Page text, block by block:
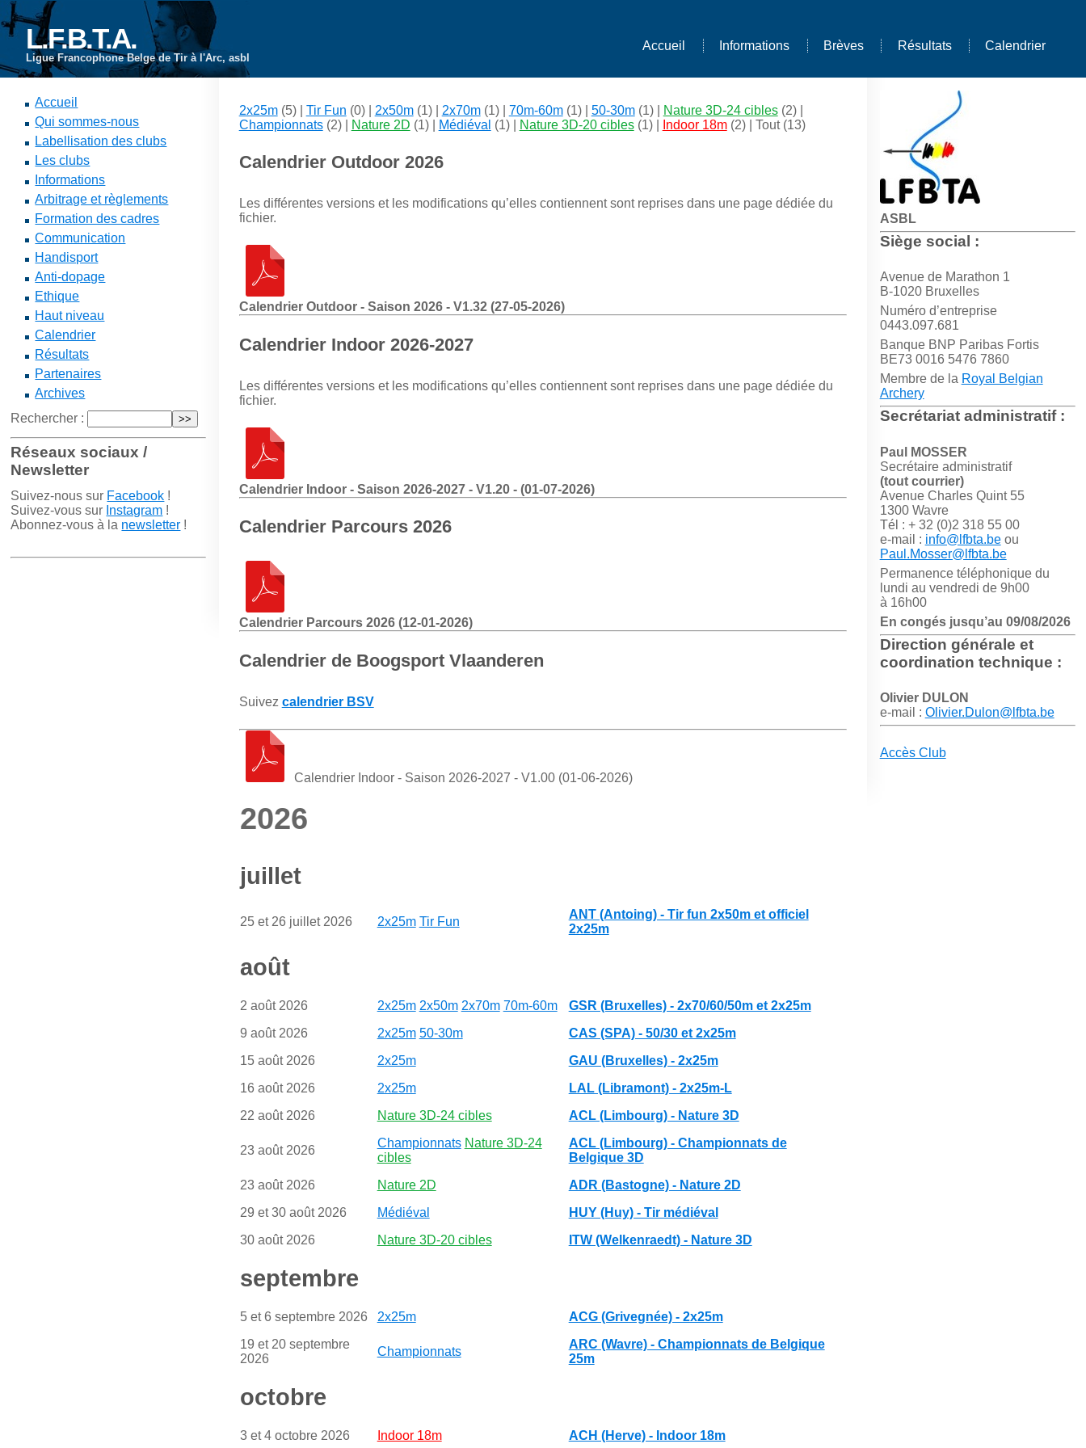
L.F.B.T.A.
Ligue Francophone Belge de Tir à l'Arc, asbl
Accueil Informations Brèves Résultats Calendrier
ASBL
Siège social :
Avenue de Marathon 1
B-1020 Bruxelles
Numéro d’entreprise
0443.097.681
Banque BNP Paribas Fortis
BE73 0016 5476 7860
Membre de la Royal Belgian
Archery
Secrétariat administratif :
Paul MOSSER
Secrétaire administratif
(tout courrier)
Avenue Charles Quint 55
1300 Wavre
Tél : + 32 (0)2 318 55 00
e-mail : info@lfbta.beou
Paul.Mosser@lfbta.be
Permanence téléphonique du
lundi au vendredi de 9h00
à 16h00
En congés jusqu’au 09/08/2026
Direction générale et
coordination technique :
Olivier DULON
e-mail : Olivier.Dulon@lfbta.be
Accès Club
Accueil
Qui sommes-nous
Labellisation des clubs
Les clubs
Informations
Arbitrage et règlements
Formation des cadres
Communication
Handisport
Anti-dopage
Ethique
Haut niveau
Calendrier
Résultats
Partenaires
Archives
Rechercher :
Réseaux sociaux /
Newsletter
Suivez-nous sur Facebook !
Suivez-vous sur Instagram !
Abonnez-vous à la newsletter !
2x25m(5) | Tir Fun (0) | 2x50m(1) | 2x70m(1) | 70m-60m(1) | 50-30m(1) | Nature 3D-24 cibles(2) |
Championnats(2) | Nature 2D (1) | Médiéval (1) | Nature 3D-20 cibles(1) | Indoor 18m(2) | Tout(13)
Calendrier Outdoor 2026
Les différentes versions et les modifications qu’elles contiennent sont reprises dans une page dédiée du
fichier.
Calendrier Outdoor - Saison 2026 - V1.32 (27-05-2026)
Calendrier Indoor 2026-2027
Les différentes versions et les modifications qu’elles contiennent sont reprises dans une page dédiée du
fichier.
Calendrier Indoor - Saison 2026-2027 - V1.20 - (01-07-2026)
Calendrier Parcours 2026
Calendrier Parcours 2026 (12-01-2026)
Calendrier de Boogsport Vlaanderen
Suivez calendrier BSV
Calendrier Indoor - Saison 2026-2027 - V1.00 (01-06-2026)
2026
juillet
25 et 26 juillet 2026 2x25m Tir Fun
ANT (Antoing) - Tir fun 2x50m et officiel
2x25m
août
2 août 2026 2x25m 2x50m 2x70m 70m-60m
GSR (Bruxelles) - 2x70/60/50m et 2x25m
9 août 2026
2x25m 50-30m
CAS (SPA) - 50/30 et 2x25m
15 août 2026
2x25m
GAU (Bruxelles) - 2x25m
16 août 2026
2x25m
LAL (Libramont) - 2x25m-L
22 août 2026
Nature 3D-24 cibles ACL (Limbourg) - Nature 3D
23 août 2026
Championnats Nature 3D-24
cibles
ACL (Limbourg) - Championnats de
Belgique 3D
23 août 2026
Nature 2D
ADR (Bastogne) - Nature 2D
29 et 30 août 2026
Médiéval
HUY (Huy) - Tir médiéval
30 août 2026
Nature 3D-20 cibles ITW (Welkenraedt) - Nature 3D
septembre
5 et 6 septembre 2026 2x25m
ACG (Grivegnée) - 2x25m
19 et 20 septembre
2026
Championnats
ARC (Wavre) - Championnats de Belgique
25m
octobre
3 et 4 octobre 2026 Indoor 18m ACH (Herve) - Indoor 18m